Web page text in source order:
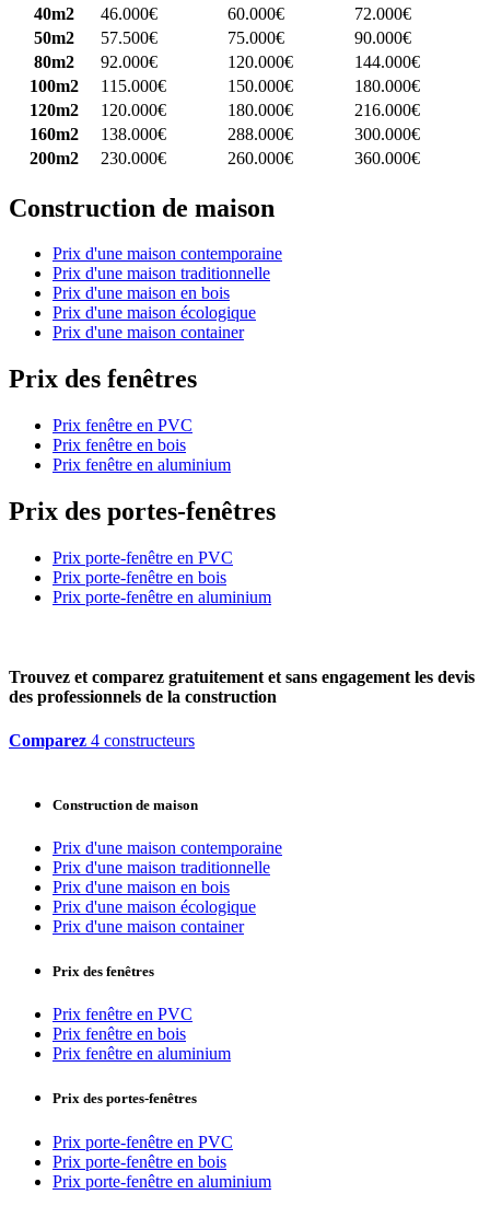
40m2
46.000€ 60.000€
72.000€
50m2
57.500€ 75.000€
90.000€
80m2
92.000€ 120.000€
144.000€
100m2
115.000€ 150.000€
180.000€
120m2
120.000€ 180.000€
216.000€
160m2
138.000€ 288.000€
300.000€
200m2
230.000€ 260.000€ 360.000€
Construction de maison
Prix d'une maison contemporaine
Prix d'une maison traditionnelle
Prix d'une maison en bois
Prix d'une maison écologique
Prix d'une maison container
Prix des fenêtres
Prix fenêtre en PVC
Prix fenêtre en bois
Prix fenêtre en aluminium
Prix des portes-fenêtres
Prix porte-fenêtre en PVC
Prix porte-fenêtre en bois
Prix porte-fenêtre en aluminium
Trouvez et comparez gratuitement et sans engagement les devis
des professionnels de la construction
Comparez 4 constructeurs
Construction de maison
Prix d'une maison contemporaine
Prix d'une maison traditionnelle
Prix d'une maison en bois
Prix d'une maison écologique
Prix d'une maison container
Prix des fenêtres
Prix fenêtre en PVC
Prix fenêtre en bois
Prix fenêtre en aluminium
Prix des portes-fenêtres
Prix porte-fenêtre en PVC
Prix porte-fenêtre en bois
Prix porte-fenêtre en aluminium